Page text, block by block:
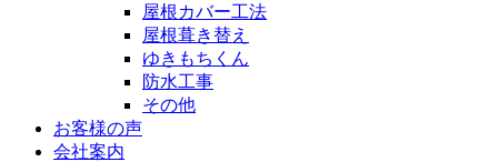
屋根カバー工法
屋根葺き替え
ゆきもちくん
防水工事
その他
お客様の声
会社案内